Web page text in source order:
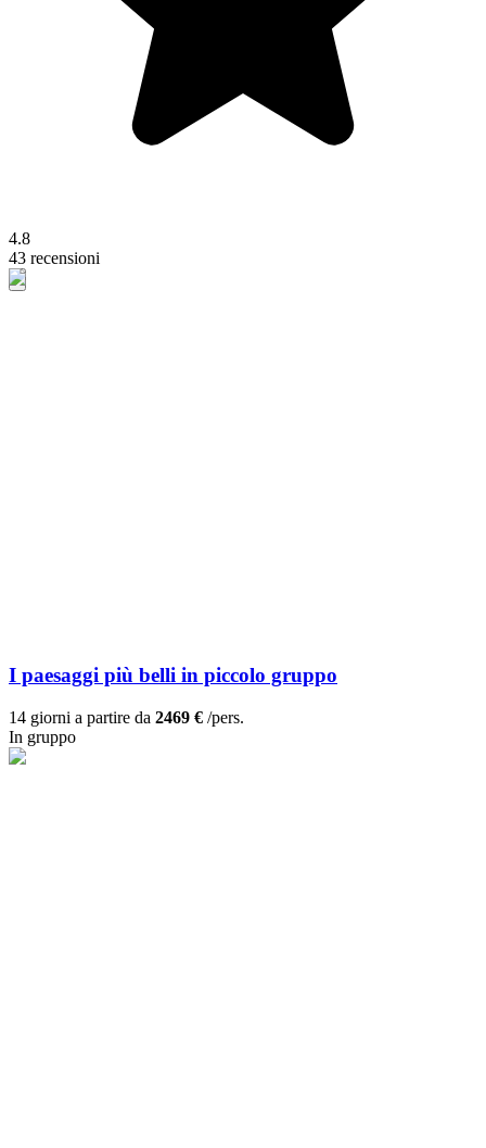
4.8
43 recensioni
I paesaggi più belli in piccolo gruppo
14 giorni a partire da 2469 € /pers.
In gruppo